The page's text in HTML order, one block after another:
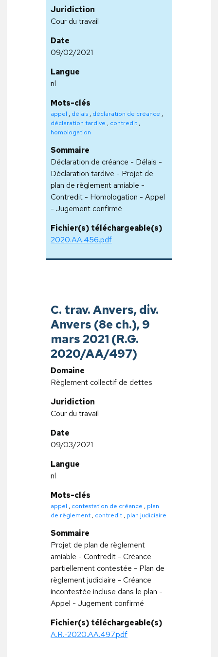
Juridiction
Cour du travail
Date
09/02/2021
Langue
nl
Mots-clés
appel , délais , déclaration de créance ,
déclaration tardive , contredit ,
homologation
Sommaire
Déclaration de créance - Délais -
Déclaration tardive - Projet de
plan de règlement amiable -
Contredit - Homologation - Appel
- Jugement confirmé
Fichier(s) téléchargeable(s)
2020.AA.456.pdf
C. trav. Anvers, div.
Anvers (8e ch.), 9
mars 2021 (R.G.
2020/AA/497)
Domaine
Règlement collectif de dettes
Juridiction
Cour du travail
Date
09/03/2021
Langue
nl
Mots-clés
appel , contestation de créance , plan
de règlement , contredit , plan judiciaire
Sommaire
Projet de plan de règlement
amiable - Contredit - Créance
partiellement contestée - Plan de
règlement judiciaire - Créance
incontestée incluse dans le plan -
Appel - Jugement confirmé
Fichier(s) téléchargeable(s)
A.R.-2020.AA.497.pdf